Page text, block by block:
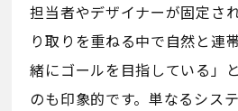
担当者やデザイナーが固定さ
り取りを重ねる中で自然と連
緒にゴールを目指している」
のも印象的です。単なるシス